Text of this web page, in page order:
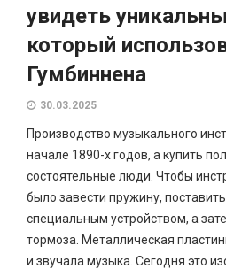
увидеть
который
Гумбиннена
30.03.2025
Производство музыкального
начале 1890-х годов, а купить
состоятельные люди. Чтобы
было завести пружину,
специальным устройством, а
тормоза. Металлическая
и звучала музыка. Сегодня это